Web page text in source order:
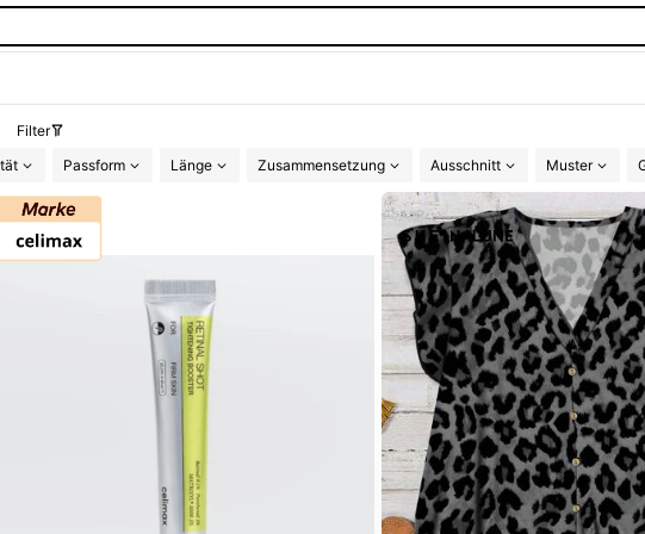
Filter
Passform Länge Zusammensetzung Ausschnitt Muster